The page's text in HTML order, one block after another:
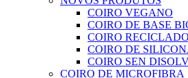
COIRO VEGANO
COIRO DE BASE
COIRO RECICLADO
COIRO DE
COIRO SEN
COIRO DE MICROFIBRA